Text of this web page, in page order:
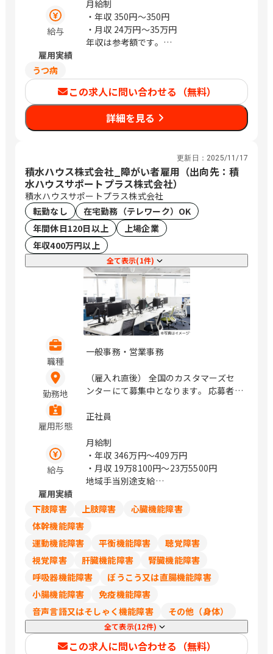
堂、新潟、金沢、甲府、松本、岐阜、静
岡、栄、豊橋、岡崎、草津、彦根、烏丸
御池、福知山、高の原、大阪、箕面船場
阪大前、枚方市、なかもず、東岸和田、
ケ浜、綾羅木、新山口、徳島、松山、高
知、祇園、小倉、西鉄久留米、佐賀、平
成、延岡、宮崎、郡元
給与
月給制
・年収 350円〜350円
・月収 24万円〜35万円
年収は参考額です。
雇用実績
うつ病
この求人に問い合わせる（無料）
詳細を見る
更新日： 2025/11/17
積水ハウス株式会社_障がい者雇用（出向先：積
水ハウスサポートプラス株式会社）
積水ハウスサポートプラス株式会社
転勤なし
在宅勤務（テレワーク）OK
年間休日120日以上
上場企業
年収400万円以上
全て表示(1件)
職種
一般事務・営業事務
勤務地
（雇入れ直後） 全国のカスタマーズセ
ンターにて募集中となります。 応募者様
ます。 大阪府大阪市北区大淀中1丁目1
ト34F / 梅田
雇用形態
正社員
給与
月給制
・年収 346万円〜409万円
・月収 19万8100円〜23万5500円
地域手当別途支給
雇用実績
下肢障害
上肢障害
心臓機能障害
体幹機能障害
運動機能障害
平衡機能障害
聴覚障害
視覚障害
肝臓機能障害
腎臓機能障害
呼吸器機能障害
ぼうこう又は直腸機能障害
小腸機能障害
免疫機能障害
音声言語又はそしゃく機能障害
その他（身体）
全て表示(12件)
この求人に問い合わせる（無料）